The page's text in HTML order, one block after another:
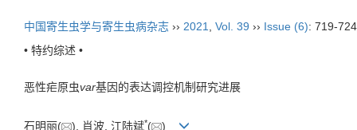
中国寄生虫学与寄生虫病杂志 ›› 2021 Vol. 39 ›› Issue (6): 719-
• 特约综述 •
恶性疟原虫var基因的表达调控机制研究进展
石明丽( ), 肖波, 江陆斌*( )